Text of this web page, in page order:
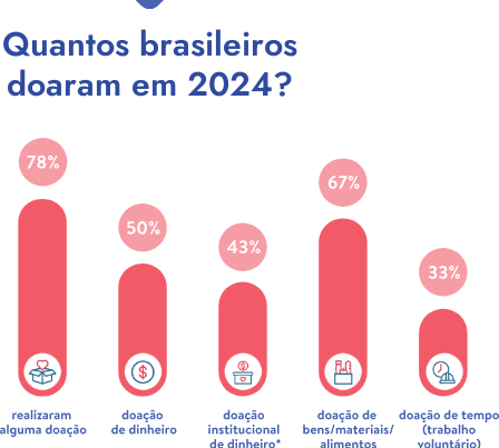
Quantos brasileiros
doaram em 2024?